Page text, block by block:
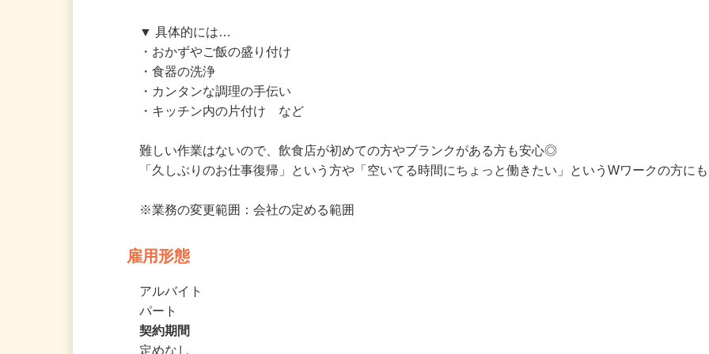
▼ 具体的には…
・おかずやご飯の盛り付け
・食器の洗浄
・カンタンな調理の手伝い
難しい作業はないので、飲食店が初めての方やブランクがある方も安心◎
アルバイト
パート